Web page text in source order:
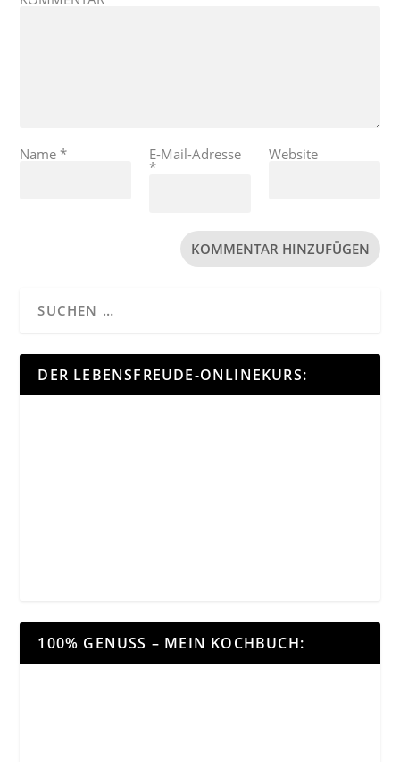
Name* E-Mail-Adresse
*
Website
DER LEBENSFREUDE-ONLINEKURS:
100% GENUSS – MEIN KOCHBUCH: